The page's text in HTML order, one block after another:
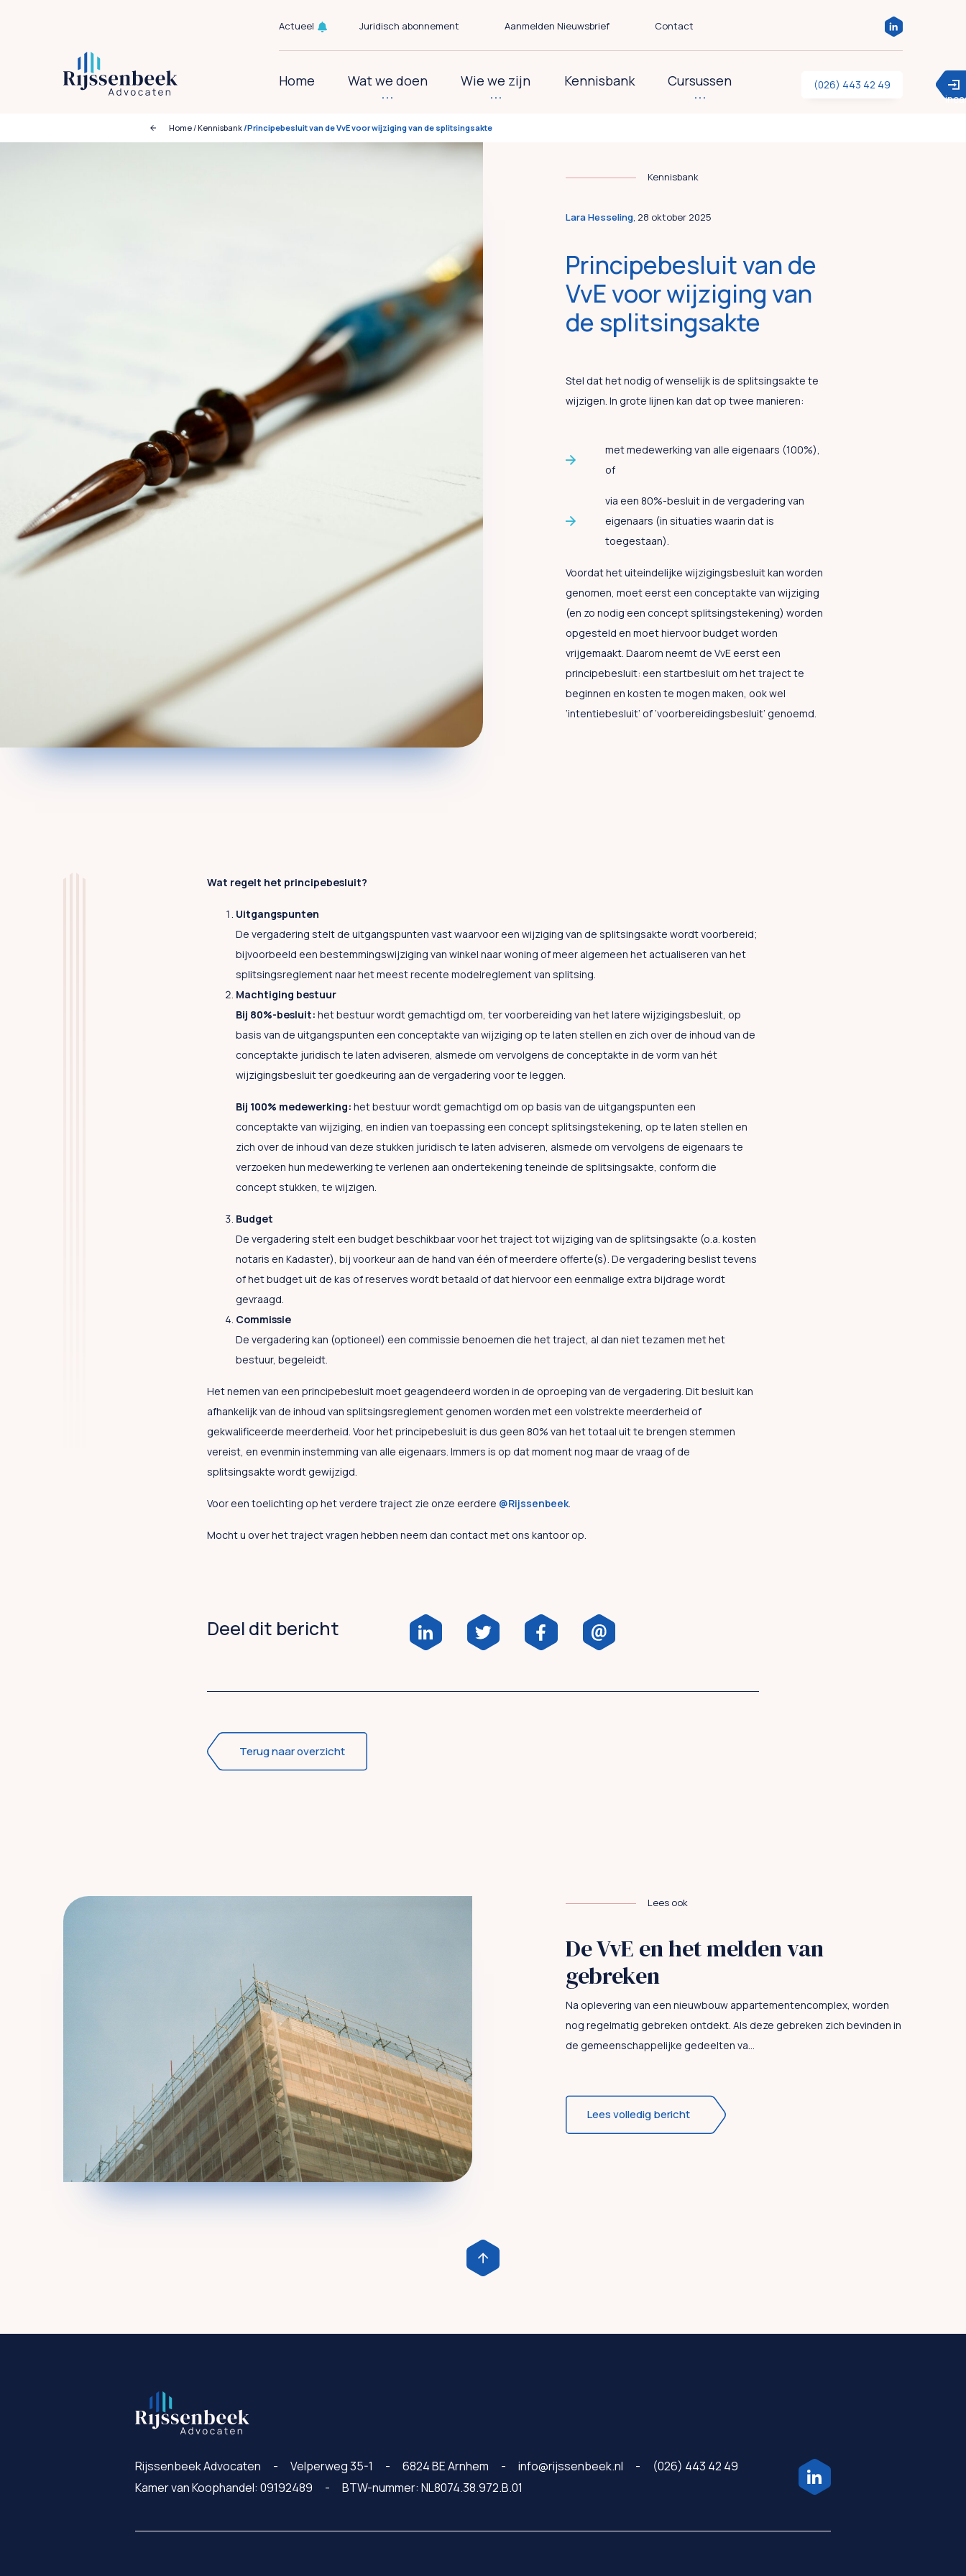
Actueel Juridisch abonnement Aanmelden Nieuwsbrief Contact
Home Wat we doen Wie we zijn Kennisbank Cursussen (026) 443 42 49
Home/Kennisbank/Principebesluit van de VvE voor wijziging van de splitsingsakte
Kennisbank
Lara Hesseling, 28 oktober 2025
Principebesluit van de
VvE voor wijziging van
de splitsingsakte
Stel dat het nodig of wenselijk is de splitsingsakte te
wijzigen. In grote lijnen kan dat op twee manieren:
met medewerking van alle eigenaars (100%),
of
via een 80%-besluit in de vergadering van
eigenaars (in situaties waarin dat is
toegestaan).
Voordat het uiteindelijke wijzigingsbesluit kan worden
genomen, moet eerst een conceptakte van wijziging
(en zo nodig een concept splitsingstekening) worden
opgesteld en moet hiervoor budget worden
vrijgemaakt. Daarom neemt de VvE eerst een
principebesluit: een startbesluit om het traject te
beginnen en kosten te mogen maken, ook wel
‘intentiebesluit’ of ‘voorbereidingsbesluit’ genoemd.
Wat regelt het principebesluit?
Uitgangspunten
De vergadering stelt de uitgangspunten vast waarvoor een wijziging van de splitsingsakte wordt voorbereid;
bijvoorbeeld een bestemmingswijziging van winkel naar woning of meer algemeen het actualiseren van het
splitsingsreglement naar het meest recente modelreglement van splitsing.
Machtiging bestuur
Bij 80%-besluit: het bestuur wordt gemachtigd om, ter voorbereiding van het latere wijzigingsbesluit, op
basis van de uitgangspunten een conceptakte van wijziging op te laten stellen en zich over de inhoud van de
conceptakte juridisch te laten adviseren, alsmede om vervolgens de conceptakte in de vorm van hét
wijzigingsbesluit ter goedkeuring aan de vergadering voor te leggen.
Bij 100% medewerking: het bestuur wordt gemachtigd om op basis van de uitgangspunten een
conceptakte van wijziging, en indien van toepassing een concept splitsingstekening, op te laten stellen en
zich over de inhoud van deze stukken juridisch te laten adviseren, alsmede om vervolgens de eigenaars te
verzoeken hun medewerking te verlenen aan ondertekening teneinde de splitsingsakte, conform die
concept stukken, te wijzigen.
Budget
De vergadering stelt een budget beschikbaar voor het traject tot wijziging van de splitsingsakte (o.a. kosten
notaris en Kadaster), bij voorkeur aan de hand van één of meerdere offerte(s). De vergadering beslist tevens
of het budget uit de kas of reserves wordt betaald of dat hiervoor een eenmalige extra bijdrage wordt
gevraagd.
Commissie
De vergadering kan (optioneel) een commissie benoemen die het traject, al dan niet tezamen met het
bestuur, begeleidt.
Het nemen van een principebesluit moet geagendeerd worden in de oproeping van de vergadering. Dit besluit kan
afhankelijk van de inhoud van splitsingsreglement genomen worden met een volstrekte meerderheid of
gekwalificeerde meerderheid. Voor het principebesluit is dus geen 80% van het totaal uit te brengen stemmen
vereist, en evenmin instemming van alle eigenaars. Immers is op dat moment nog maar de vraag of de
splitsingsakte wordt gewijzigd.
Voor een toelichting op het verdere traject zie onze eerdere @Rijssenbeek.
Mocht u over het traject vragen hebben neem dan contact met ons kantoor op.
Deel dit bericht
Terug naar overzicht
Lees ook
De VvE en het melden van
gebreken
Na oplevering van een nieuwbouw appartementencomplex, worden
nog regelmatig gebreken ontdekt. Als deze gebreken zich bevinden in
de gemeenschappelijke gedeelten va...
Lees volledig bericht
Rijssenbeek Advocaten Velperweg 35-1 6824 BE Arnhem info@rijssenbeek.nl
(026) 443 42 49
Kamer van Koophandel: 09192489
BTW-nummer: NL8074.38.972.B.01